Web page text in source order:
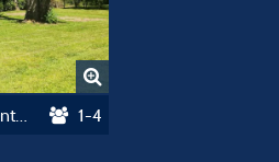
Forfait: Standplaats + Voertuig + Tent Of Caravan 1-4